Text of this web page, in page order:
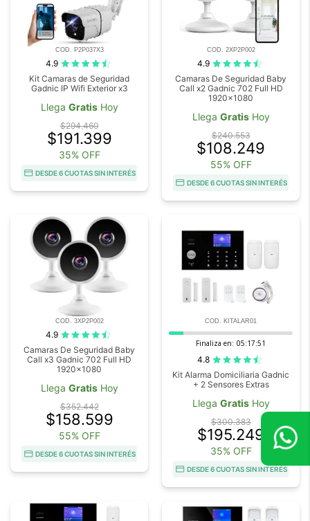
COD. P2P037X3
4.9
Kit Camaras de Seguridad
Gadnic IP Wifi Exterior x3
Llega GratisHoy
$294.460
$191.399
35% OFF
DESDE 6 CUOTAS SIN INTERÉS
COD. 2XP2P002
4.9
Camaras De Seguridad Baby
Call x2 Gadnic 702 Full HD
1920x1080
Llega GratisHoy
$240.553
$108.249
55% OFF
DESDE 6 CUOTAS SIN INTERÉS
COD. 3XP2P002
4.9
Camaras De Seguridad Baby
Call x3 Gadnic 702 Full HD
1920x1080
Llega GratisHoy
$352.442
$158.599
55% OFF
DESDE 6 CUOTAS SIN INTERÉS
COD. KITALAR01
Finaliza en: 05:17:50
4.8
Kit Alarma Domiciliaria Gadnic
+ 2 Sensores Extras
Llega GratisHoy
$300.383
$195.249
35% OFF
DESDE 6 CUOTAS SIN INTERÉS